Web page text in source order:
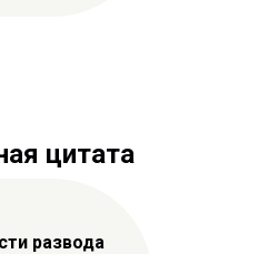
цитата
развода